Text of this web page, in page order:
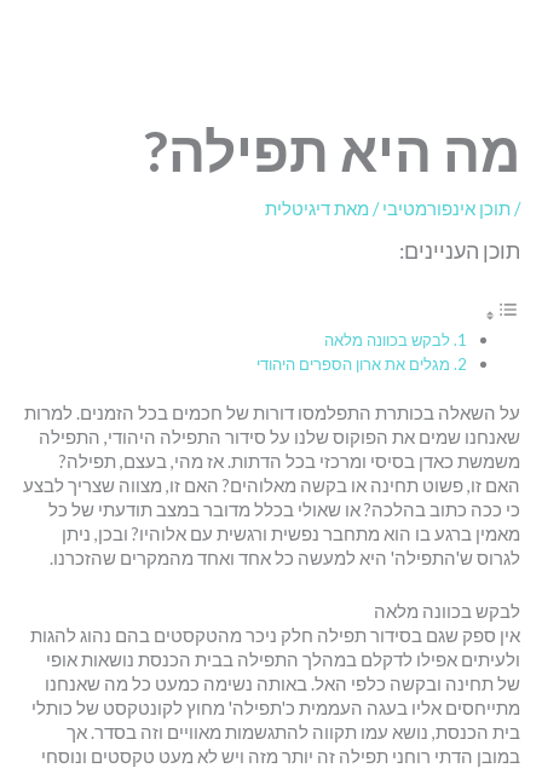
מה היא תפילה?
/תוכן אינפורמטיבי/ מאתדיגיטלית
תוכן העניינים:
לבקש בכוונה מלאה
מגלים את ארון הספרים היהודי
על השאלה בכותרת התפלמסו דורות של חכמים בכל הזמנים. למרות
שאנחנו שמים את הפוקוס שלנו על סידור התפילה היהודי, התפילה
משמשת כאדן בסיסי ומרכזי בכל הדתות. אז מהי, בעצם, תפילה?
האם זו, פשוט תחינה או בקשה מאלוהים? האם זו, מצווה שצריך לבצע
כי ככה כתוב בהלכה? או שאולי בכלל מדובר במצב תודעתי של כל
מאמין ברגע בו הוא מתחבר נפשית ורגשית עם אלוהיו? ובכן, ניתן
לגרוס ש'התפילה' היא למעשה כל אחד ואחד מהמקרים שהזכרנו.
לבקש בכוונה מלאה
אין ספק שגם בסידור תפילה חלק ניכר מהטקסטים בהם נהוג להגות
ולעיתים אפילו לדקלם במהלך התפילה בבית הכנסת נושאות אופי
של תחינה ובקשה כלפי האל. באותה נשימה כמעט כל מה שאנחנו
מתייחסים אליו בעגה העממית כ'תפילה' מחוץ לקונטקסט של כותלי
בית הכנסת, נושא עמו תקווה להתגשמות מאוויים וזה בסדר. אך
במובן הדתי רוחני תפילה זה יותר מזה ויש לא מעט טקסטים ונוסחי